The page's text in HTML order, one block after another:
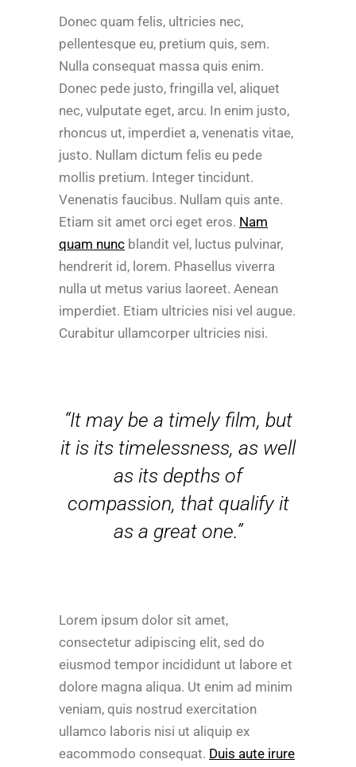
Donec quam felis, ultricies nec,
pellentesque eu, pretium quis, sem.
Nulla consequat massa quis enim.
Donec pede justo, fringilla vel, aliquet
nec, vulputate eget, arcu. In enim justo,
rhoncus ut, imperdiet a, venenatis vitae,
justo. Nullam dictum felis eu pede
mollis pretium. Integer tincidunt.
Venenatis faucibus. Nullam quis ante.
Etiam sit amet orci eget eros. Nam
quam nunc blandit vel, luctus pulvinar,
hendrerit id, lorem. Phasellus viverra
nulla ut metus varius laoreet. Aenean
imperdiet. Etiam ultricies nisi vel augue.
Curabitur ullamcorper ultricies nisi.
“It may be a timely film, but
it is its timelessness, as well
as its depths of
compassion, that qualify it
as a great one.”
Lorem ipsum dolor sit amet,
consectetur adipiscing elit, sed do
eiusmod tempor incididunt ut labore et
dolore magna aliqua. Ut enim ad minim
veniam, quis nostrud exercitation
ullamco laboris nisi ut aliquip ex
eacommodo consequat. Duis aute irure